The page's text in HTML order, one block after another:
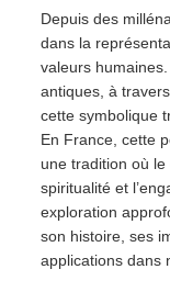
Depuis des
dans la
valeurs
antiques, à
cette symbolique
En France, cette
une tradition où
spiritualité et
exploration
son histoire, ses
applications dans